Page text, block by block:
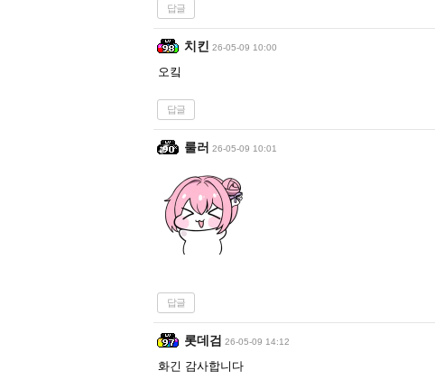
답글
치킨 26-05-09 10:00
오킼
답글
룰러 26-05-09 10:01
답글
롯데검 26-05-09 14:12
화긴 감사합니다